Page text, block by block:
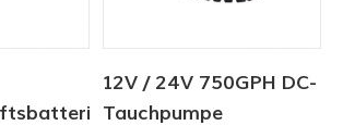
12V / 24V 750GPH DC-
Tauchpumpe